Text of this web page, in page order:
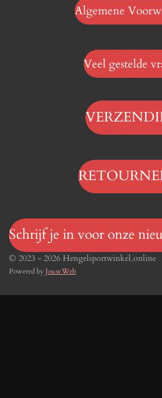
Algemene
Veel gestelde
Schrijf je in voor onze
© 2023 - 2026 Hengelsportwinkel.online
Powered byJouwWeb